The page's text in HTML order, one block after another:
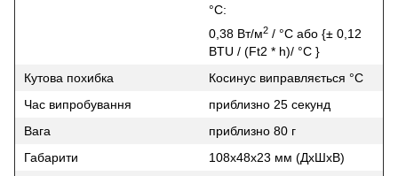
°C:
0,38 Вт/м2 / °C або {± 0,12
BTU / (Ft2 * h)/ °C }
Кутова похибка
Косинус виправляється °C
Час випробування
приблизно 25 секунд
Вага
приблизно 80 г
Габарити
108x48x23 мм (ДхШхВ)